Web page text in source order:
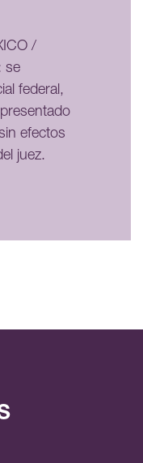
/
se
federal,
efectos
juez.